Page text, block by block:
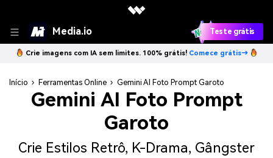
Media.io Teste grátis
Crie imagens com IA sem limites. 100% grátis! Comece grátis→
Início › Ferramentas Online › Gemini AI Foto Prompt Garoto
Gemini AI Foto Prompt
Garoto
Crie Estilos Retrô, K-Drama, Gângster